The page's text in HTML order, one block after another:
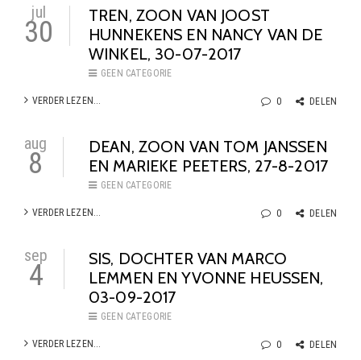
jul
30
TREN, ZOON VAN JOOST
HUNNEKENS EN NANCY VAN DE
WINKEL, 30-07-2017
GEEN CATEGORIE
VERDER LEZEN... 0 DELEN
aug
8
DEAN, ZOON VAN TOM JANSSEN
EN MARIEKE PEETERS, 27-8-2017
GEEN CATEGORIE
VERDER LEZEN... 0 DELEN
sep
4
SIS, DOCHTER VAN MARCO
LEMMEN EN YVONNE HEUSSEN,
03-09-2017
GEEN CATEGORIE
VERDER LEZEN... 0 DELEN